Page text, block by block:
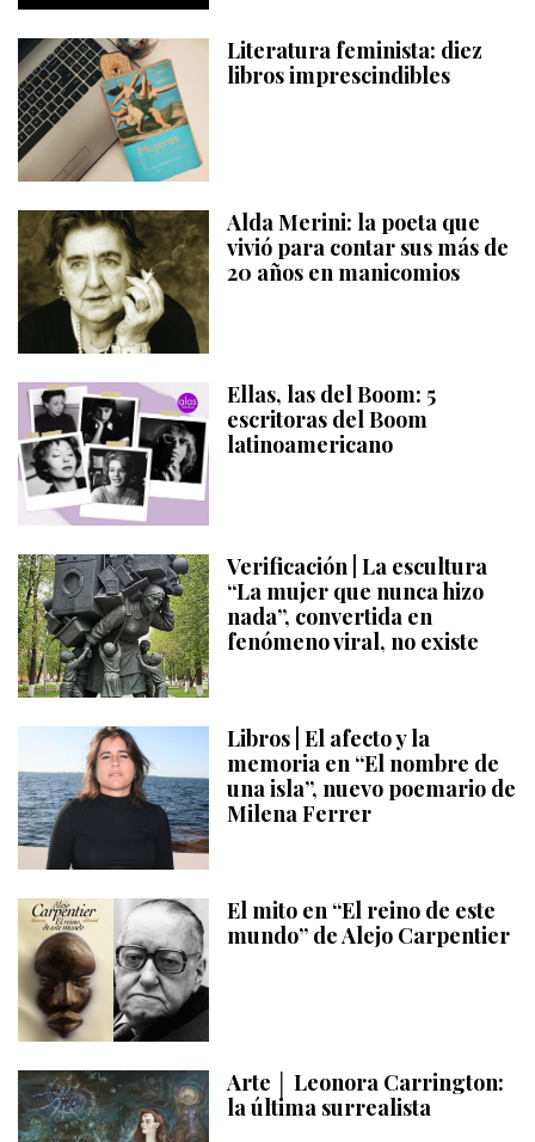
Literatura feminista: diez
libros imprescindibles
Alda Merini: la poeta que
vivió para contar sus más de
20 años en manicomios
Ellas, las del Boom: 5
escritoras del Boom
latinoamericano
Verificación | La escultura
“La mujer que nunca hizo
nada”, convertida en
fenómeno viral, no existe
Libros | El afecto y la
memoria en “El nombre de
una isla”, nuevo poemario de
Milena Ferrer
El mito en “El reino de este
mundo” de Alejo Carpentier
Arte │ Leonora Carrington:
la última surrealista